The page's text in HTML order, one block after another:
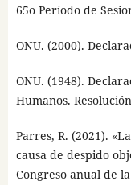
65o Período de
ONU. (2000).
ONU. (1948).
Humanos.
Parres, R. (2021).
causa de despido
Congreso anual de